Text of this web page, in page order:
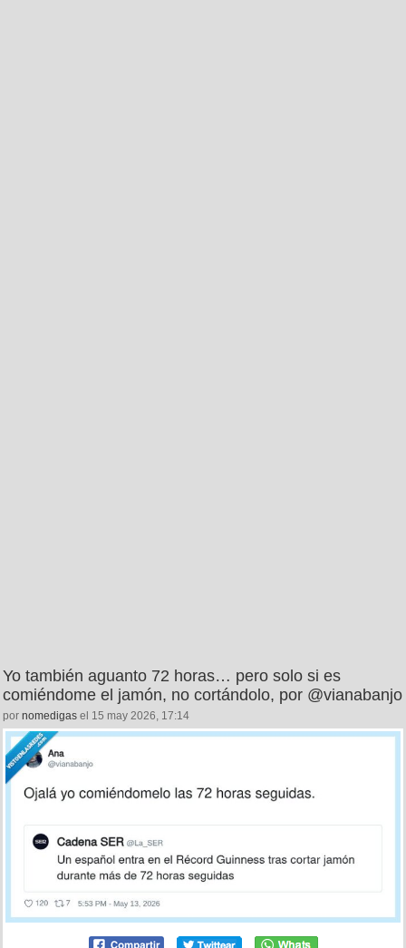
Yo también aguanto 72 horas… pero solo si es
comiéndome el jamón, no cortándolo, por @vianabanjo
por nomedigas el 15 may 2026, 17:14